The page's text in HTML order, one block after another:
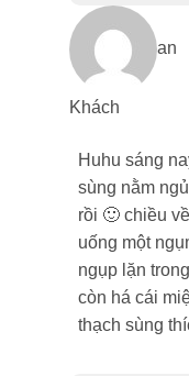
an
Khách
Huhu sáng
sùng nằm
rồi 🙂 chiều
uống một
ngụp lặn
còn há cái
thạch sùng